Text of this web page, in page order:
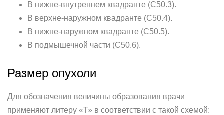
В нижне-внутреннем квадранте (С50.3).
В верхне-наружном квадранте (С50.4).
В нижне-наружном квадранте (С50.5).
В подмышечной части (С50.6).
Размер опухоли
Для обозначения величины образования врачи
применяют литеру «Т» в соответствии с такой схемой: